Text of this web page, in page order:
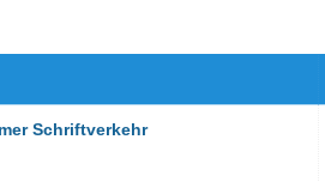
Schriftverkehr